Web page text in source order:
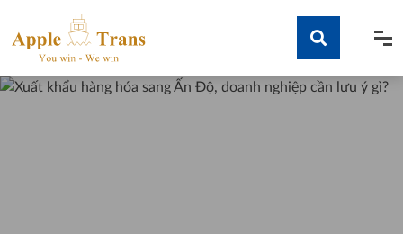
content
Tìm kiếm